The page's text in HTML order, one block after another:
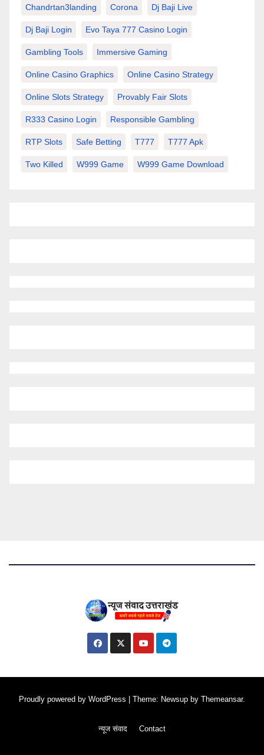
Chandrtan3landing Corona Dj Baji Live
Dj Baji Login Evo Taya 777 Casino Login
Gambling Tools Immersive Gaming
Online Casino Graphics Online Casino Strategy
Online Slots Strategy Provably Fair Slots
R333 Casino Login Responsible Gambling
RTP Slots Safe Betting T777 T777 Apk
Two Killed W999 Game W999 Game Download
Proudly powered by WordPress Theme: Newsup by Themeansar.
न्यूज संवाद Contact